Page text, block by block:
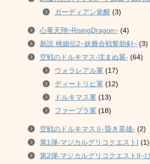
ガーディアン覚醒 (3)
心竜天翔~RisingDragon~ (4)
新説 桃娘伝2~妖爺合戦誓助剣~ (3)
空戦のドルキマス-沈まぬ翼- (64)
ウォラレアル軍 (17)
ディートリヒ軍 (12)
ドルキマス軍 (13)
ファーブラ軍 (18)
空戦のドルキマスⅡ-昏き英雄- (2)
第1弾-マジカルグリコクエストI (1)
第2弾-マジカルグリコクエストII~